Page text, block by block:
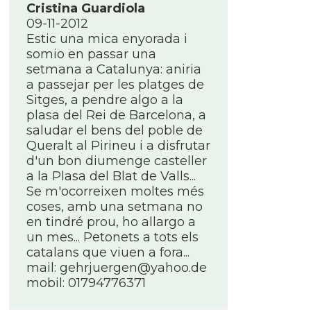
Cristina Guardiola
09-11-2012
Estic una mica enyorada i
somio en passar una
setmana a Catalunya: aniria
a passejar per les platges de
Sitges, a pendre algo a la
plasa del Rei de Barcelona, a
saludar el bens del poble de
Queralt al Pirineu i a disfrutar
d'un bon diumenge casteller
a la Plasa del Blat de Valls...
Se m'ocorreixen moltes més
coses, amb una setmana no
en tindré prou, ho allargo a
un mes... Petonets a tots els
catalans que viuen a fora...
mail: gehrjuergen@yahoo.de
mobil: 01794776371